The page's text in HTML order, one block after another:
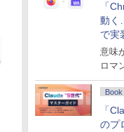
「
動
で実
ジン
意味
ロマ
「
のプ